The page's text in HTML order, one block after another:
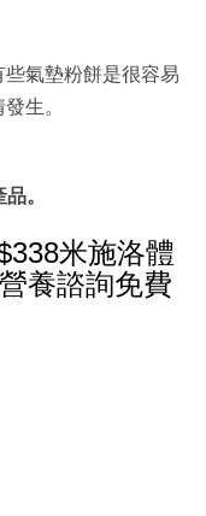
發生。
。
養諮詢免費